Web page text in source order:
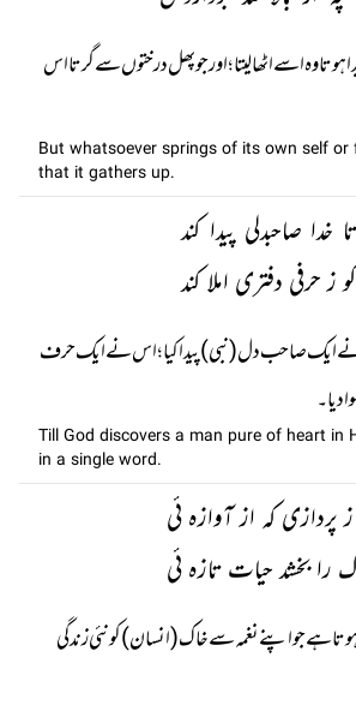
ہوتا وہ اسے اٹھا لیتا؛ اور جو پھل درختوں سے گرتا اس
But whatsoever springs of its own self or
that it gathers up.
تا خدا صاحبدلی پیدا کند
کو ز حرفی دفتری املا کند
نے ایک صاحب دل (نبی) پیدا کیا؛ اس نے ایک حرف
دیا۔
Till God discovers a man pure of heart in
in a single word.
پردازی کہ از آوازہ ئی
را بخشد حیات تازہ ئی
ہے جو اپنے نغمہ سے خاک (انسان) کو نئی زندگی